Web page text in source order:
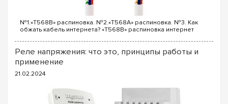
Выбирайте надежность от европейского лидера. Заказать
оригинальныйщит Hager на 10 модулейс гарантией и
быстрой доставкой по всей Украине можно на e7.com.ua!
№1.«T568B» распиновка. №2.«T568A» распиновка. №3. Как
обжать кабель интернета? «T568B» распиновка интернет
Реле напряжения: что это, принципы работы и
применение
21.02.2024